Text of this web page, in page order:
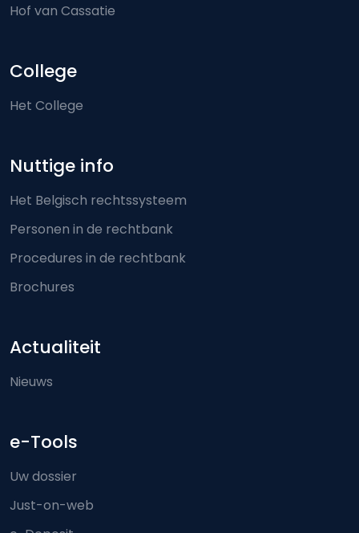
Hof van Cassatie
College
Het College
Nuttige info
Het Belgisch rechtssysteem
Personen in de rechtbank
Procedures in de rechtbank
Brochures
Actualiteit
Nieuws
e-Tools
Uw dossier
Just-on-web